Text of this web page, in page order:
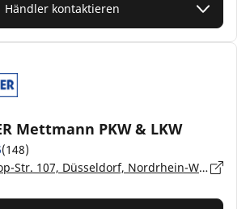
Händler kontaktieren
Mettmann PKW & LKW
(148)
Johannes-Flintrop-Str. 107, Düsseldorf, Nordrhein-Westfalen, Mettmann - 40822